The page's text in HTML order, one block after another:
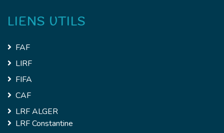
LIENS UTILS
FAF
LIRF
FIFA
CAF
LRF ALGER
LRF Constantine